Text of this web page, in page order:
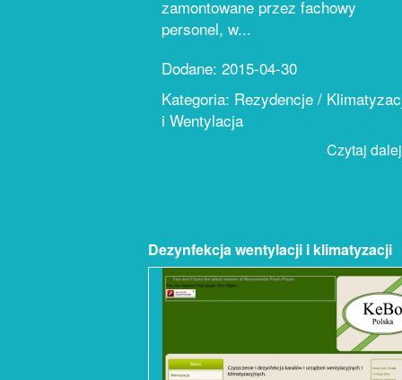
zamontowane przez fachowy
personel, w...
Dodane: 2015-04-30
Kategoria: Rezydencje /
i Wentylacja
Czytaj
Dezynfekcja wentylacji i klimatyzacji